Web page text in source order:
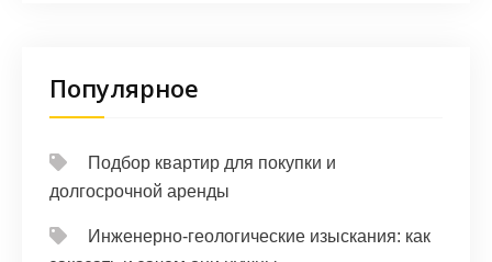
Популярное
Подбор квартир для покупки и
долгосрочной аренды
Инженерно-геологические изыскания: как